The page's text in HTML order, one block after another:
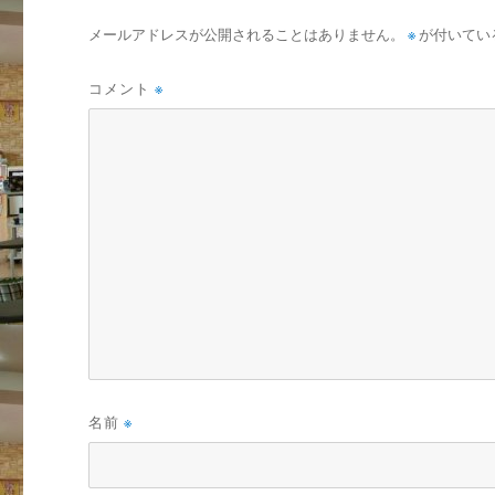
メールアドレスが公開されることはありません。 ※ が付いて
コメント※
名前※